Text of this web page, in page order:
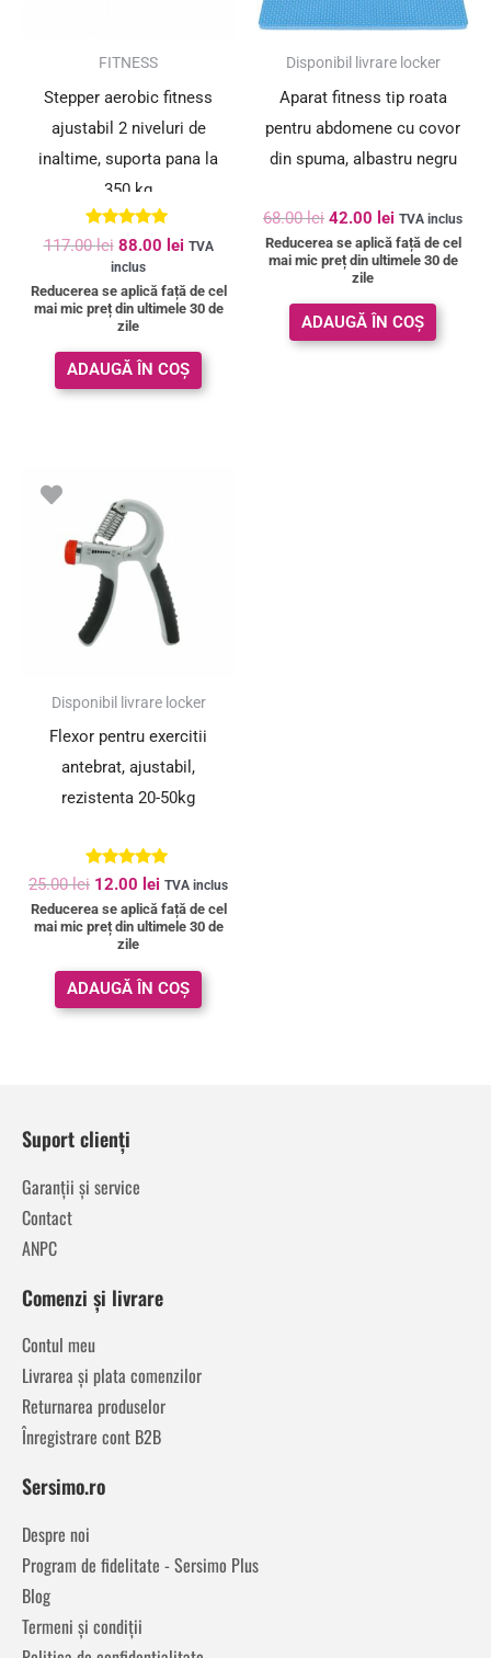
SUPER PREȚ!FITNESS
Stepper aerobic fitness
ajustabil 2 niveluri de
inaltime, suporta pana la
350 kg
Evaluat la
5.00
din 5
117.00lei 88.00 lei TVA
inclus
Reducerea se aplică față de cel
mai mic preț din ultimele 30 de
zile
ADAUGĂ ÎN COȘ
SUPER PREȚ!
Disponibil livrare locker
Aparat fitness tip roata
pentru abdomene cu covor
din spuma, albastru negru
68.00lei 42.00 lei TVA inclus
Reducerea se aplică față de cel
mai mic preț din ultimele 30 de
zile
ADAUGĂ ÎN COȘ
SUPER PREȚ!
Disponibil livrare locker
Flexor pentru exercitii
antebrat, ajustabil,
rezistenta 20-50kg
Evaluat la
5.00
din 5
25.00lei
inițial
fost:
25.00 lei.
12.00 lei
este:
12.00 lei.
TVA inclus
Reducerea se aplică față de cel
mai mic preț din ultimele 30 de
zile
ADAUGĂ ÎN COȘ
Suport clienți
Garanții și service
Contact
ANPC
Comenzi și livrare
Contul meu
Livrarea și plata comenzilor
Returnarea produselor
Înregistrare cont B2B
Sersimo.ro
Despre noi
Program de fidelitate - Sersimo Plus
Blog
Termeni și condiții